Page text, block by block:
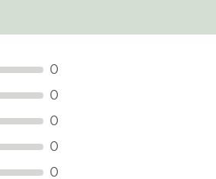
0
0
0
0
0